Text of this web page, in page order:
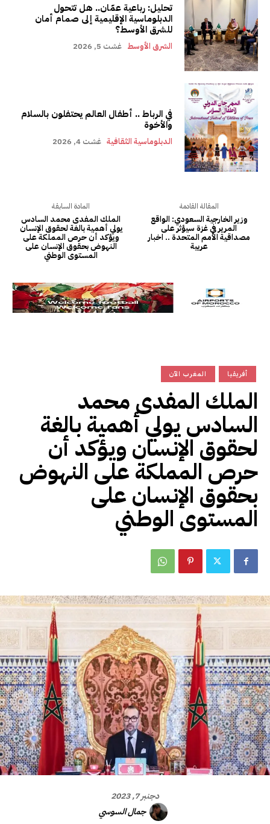
تحليل: رباعية عمّان.. هل تتحول
الدبلوماسية الإقليمية إلى صمام أمان
للشرق الأوسط؟
الشرق الأوسط غشت 5, 2026
في الرباط .. أطفال العالم يحتفلون بالسلام
والأخوة
الدبلوماسية الثقافية غشت 4, 2026
المادة السابقة
الملك المفدى محمد السادس
يولي أهمية بالغة لحقوق الإنسان
ويؤكد أن حرص المملكة على
النهوض بحقوق الإنسان على
المستوى الوطني
المقالة القادمة
وزير الخارجية السعودي: الواقع
المرير في غزة سيؤثر على
مصداقية الأمم المتحدة .. اخبار
عربية